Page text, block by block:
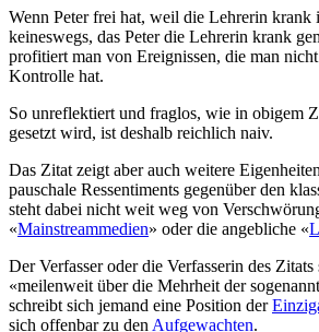
Wenn Peter frei hat, weil die Lehrerin krank
keineswegs, das Peter die Lehrerin krank
profitiert man von Ereignissen, die man
Kontrolle hat.
So unreflektiert und fraglos, wie in obigem
gesetzt wird, ist deshalb reichlich naiv.
Das Zitat zeigt aber auch weitere
pauschale Ressentiments gegenüber den
steht dabei nicht weit weg von
«Mainstreammedien» oder die angebliche «
Der Verfasser oder die Verfasserin des Zitats
«meilenweit über die Mehrheit der
schreibt sich jemand eine Position der
sich offenbar zu den Aufgewachten.